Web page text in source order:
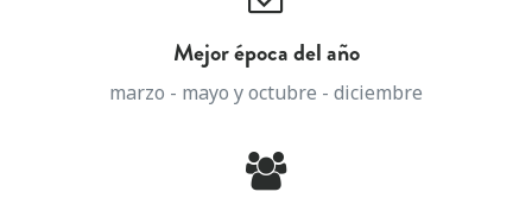
Mejor época del año
marzo - mayo y octubre - diciembre